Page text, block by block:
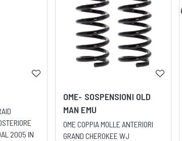
2005 IN
OME- SOSPENSIONI OLD
MAN EMU
OME COPPIA MOLLE ANTERIORI
GRAND CHEROKEE WJ